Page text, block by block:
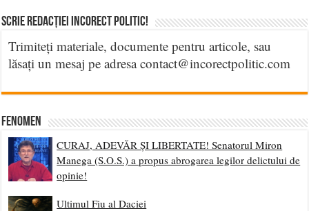
Scrie Redacției Incorect Politic!
Trimiteți materiale, documente pentru articole, sau
lăsați un mesaj pe adresa contact@incorectpolitic.com
Fenomen
CURAJ, ADEVĂR ȘI LIBERTATE! Senatorul Miron
Manega (S.O.S.) a propus abrogarea legilor delictului de
opinie!
Ultimul Fiu al Daciei